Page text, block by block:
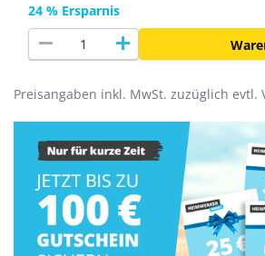
24 % Ersparnis
remove add
Preisangaben inkl. MwSt. zuzüglich evtl.